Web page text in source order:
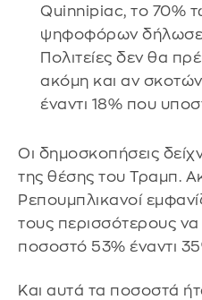
Quinnipiac, το 70%
ψηφοφόρων δήλωσε
Πολιτείες δεν θα
ακόμη και αν
έναντι 18% που
Οι δημοσκοπήσεις
της θέσης του Τραμπ.
Ρεπουμπλικανοί
τους περισσότερους
ποσοστό 53% έναντι
Και αυτά τα ποσοστά